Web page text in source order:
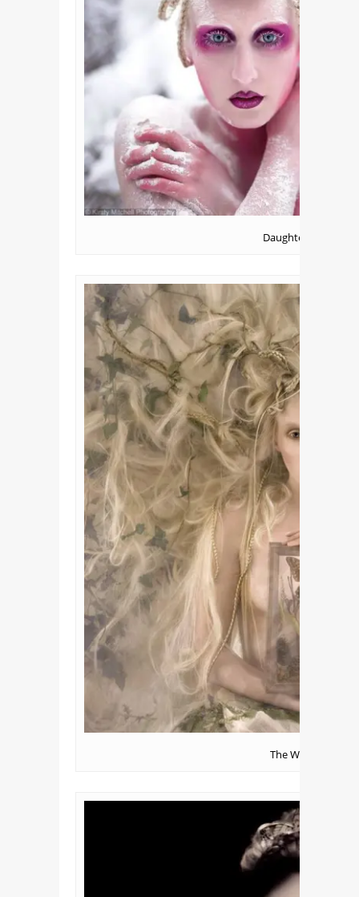
Daughter of Narnia
The White Witch